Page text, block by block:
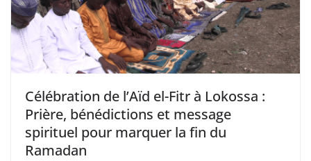
Célébration de l’Aïd el-Fitr à Lokossa :
Prière, bénédictions et message
spirituel pour marquer la fin du
Ramadan